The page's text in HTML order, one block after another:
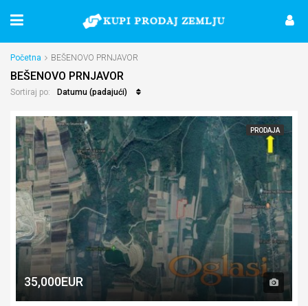
Početna BEŠENOVO PRNJAVOR
BEŠENOVO PRNJAVOR
Sortiraj po: Datumu (padajući)
PRODAJA
35,000EUR